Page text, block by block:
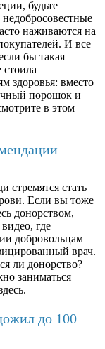
будьте
наживаются на
И все
бы такая
стоила
здоровья: вместо
порошок и
в этом
стремятся стать
Если вы тоже
донорством,
где
добровольцам
врач.
ли донорство?
заниматься
до 100